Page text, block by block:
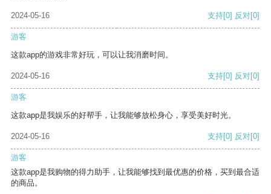
2024-05-16 支持[0] 反对[0]
游客
这款app的游戏非常好玩，可以让我消磨时间。
2024-05-16 支持[0] 反对[0]
游客
这款app是我娱乐的好帮手，让我能够放松身心，享受美好时光。
2024-05-16 支持[0] 反对[0]
游客
这款app是我购物的得力助手，让我能够找到最优惠的价格，买到最合适
的商品。